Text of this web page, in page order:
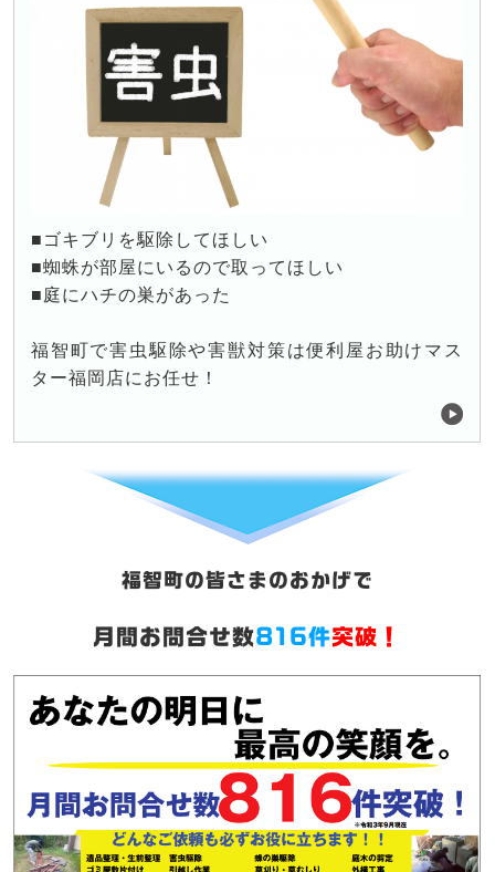
■ゴキブリを駆除してほしい
■蜘蛛が部屋にいるので取ってほしい
■庭にハチの巣があった
福智町で害虫駆除や害獣対策は便利屋お助けマス
ター福岡店にお任せ！
福智町の皆さまのおかげで
月間お問合せ数816件突破！